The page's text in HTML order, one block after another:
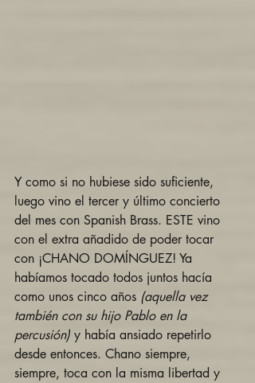
Y como si no hubiese sido suficiente,
luego vino el tercer y último concierto
del mes con Spanish Brass. ESTE vino
con el extra añadido de poder tocar
con ¡CHANO DOMÍNGUEZ! Ya
habíamos tocado todos juntos hacía
como unos cinco años (aquella vez
también con su hijo Pablo en la
percusión) y había ansiado repetirlo
desde entonces. Chano siempre,
siempre, toca con la misma libertad y